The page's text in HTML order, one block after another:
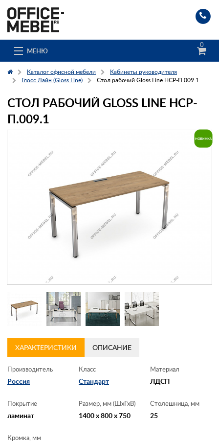
МЕНЮ
0
Каталог
О компании
Гос. заказчикам
Заказ каталога
Контакты
Заказать обратный звонок
Каталог офисной мебели
Кабинеты руководителя
Глосс Лайн (Gloss Line)
Стол рабочий Gloss Line НСР-П.009.1
СТОЛ РАБОЧИЙ GLOSS LINE НСР-
П.009.1
ХАРАКТЕРИСТИКИ ОПИСАНИЕ
Производитель
Россия
Класс
Стандарт
Материал
ЛДСП
Покрытие
ламинат
Размер, мм (ШхГхВ)
1400 x 800 x 750
Столешница, мм
25
Кромка, мм